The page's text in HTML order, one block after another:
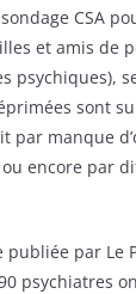
CSA
et amis de
psychiques),
sont
par manque
encore par
par Le
psychiatres